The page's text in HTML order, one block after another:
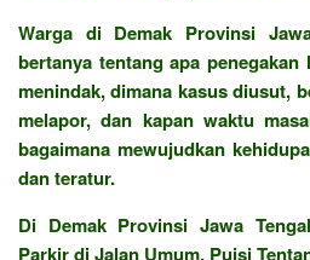
Warga di Demak Provinsi
bertanya tentang apa
menindak, dimana kasus diusut,
melapor, dan kapan waktu
bagaimana mewujudkan
dan teratur.
Di Demak Provinsi Jawa
Parkir di Jalan Umum, Puisi